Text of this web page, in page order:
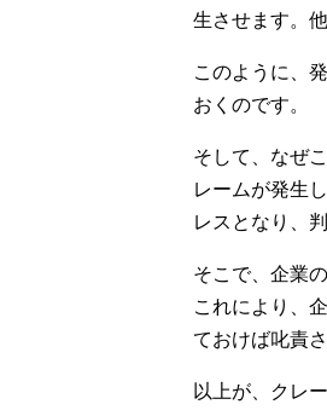
生させます。
このように、
おくのです。
そして、なぜ
レームが発生
レスとなり、
そこで、企業
これにより、
ておけば叱責
以上が、クレ